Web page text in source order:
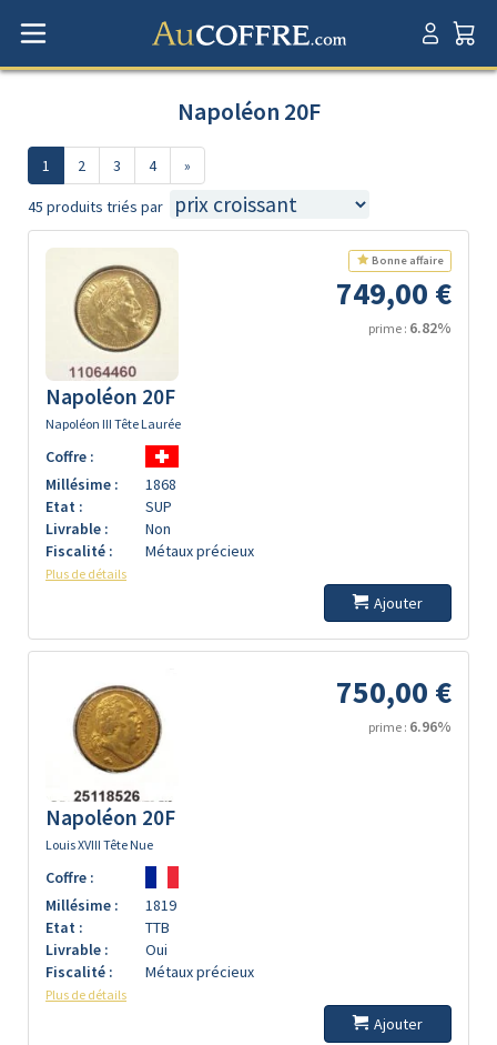
Napoléon 20F
1 2 3 4 »
45 produits triés par
Bonne affaire
749,00 €
prime : 6.82%
Napoléon 20F
Napoléon III Tête Laurée
Coffre :
Millésime :
1868
Etat :
SUP
Livrable :
Non
Fiscalité :
Métaux précieux
Plus de détails
Ajouter
750,00 €
prime : 6.96%
Napoléon 20F
Louis XVIII Tête Nue
Coffre :
Millésime :
1819
Etat :
TTB
Livrable :
Oui
Fiscalité :
Métaux précieux
Plus de détails
Ajouter